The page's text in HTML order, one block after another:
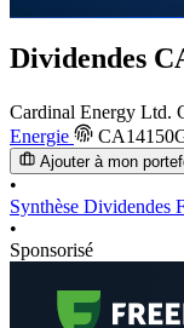
Dividendes
Cardinal Energy Ltd.
Energie
Ajouter à mon
•
Synthèse Dividendes
•
Sponsorisé